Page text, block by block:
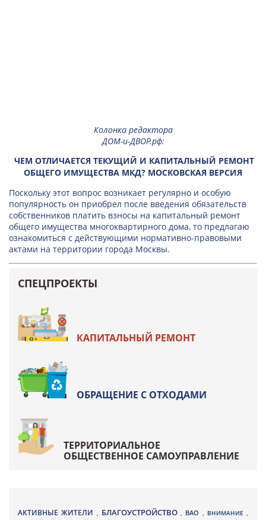
Колонка редактора
ДОМ-и-ДВОР.рф:
ЧЕМ ОТЛИЧАЕТСЯ ТЕКУЩИЙ И КАПИТАЛЬНЫЙ РЕМОНТ
ОБЩЕГО ИМУЩЕСТВА МКД? МОСКОВСКАЯ ВЕРСИЯ
Поскольку этот вопрос возникает регулярно и особую
популярность он приобрел после введения обязательств
собственников платить взносы на капитальный ремонт
общего имущества многоквартирного дома, то предлагаю
ознакомиться с действующими нормативно-правовыми
актами на территории города Москвы.
СПЕЦПРОЕКТЫ
КАПИТАЛЬНЫЙ РЕМОНТ
ОБРАЩЕНИЕ С ОТХОДАМИ
ТЕРРИТОРИАЛЬНОЕ
ОБЩЕСТВЕННОЕ САМОУПРАВЛЕНИЕ
АКТИВНЫЕ ЖИТЕЛИ , БЛАГОУСТРОЙСТВО , ВАО , ВНИМАНИЕ ,